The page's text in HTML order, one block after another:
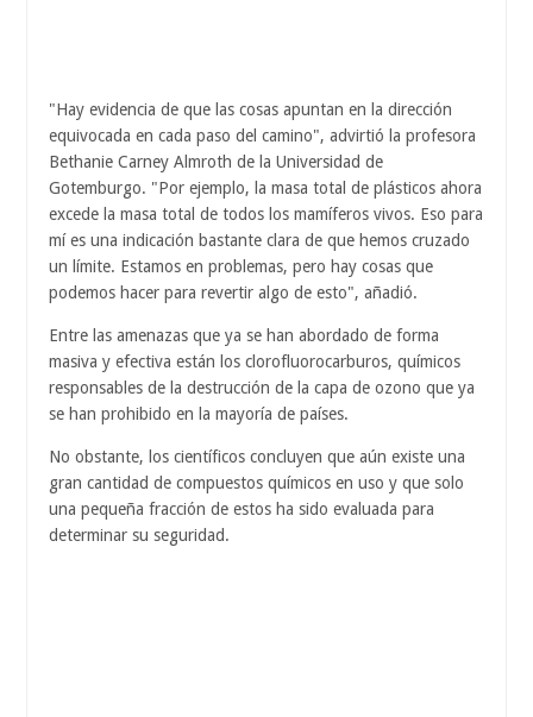
"Hay evidencia de que las cosas apuntan en la dirección
equivocada en cada paso del camino", advirtió la profesora
Bethanie Carney Almroth de la Universidad de
Gotemburgo. "Por ejemplo, la masa total de plásticos ahora
excede la masa total de todos los mamíferos vivos. Eso para
mí es una indicación bastante clara de que hemos cruzado
un límite. Estamos en problemas, pero hay cosas que
podemos hacer para revertir algo de esto", añadió.
Entre las amenazas que ya se han abordado de forma
masiva y efectiva están los clorofluorocarburos, químicos
responsables de la destrucción de la capa de ozono que ya
se han prohibido en la mayoría de países.
No obstante, los científicos concluyen que aún existe una
gran cantidad de compuestos químicos en uso y que solo
una pequeña fracción de estos ha sido evaluada para
determinar su seguridad.